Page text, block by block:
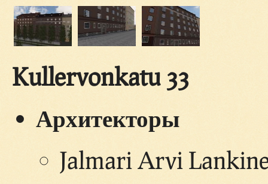
Kullervonkatu 33
Архитекторы
Jalmari Arvi